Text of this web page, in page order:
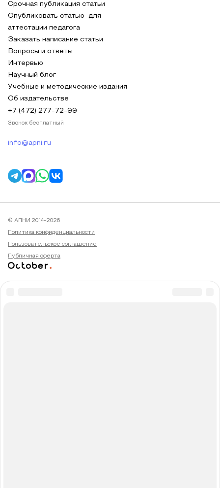
Срочная публикация статьи
Опубликовать статью для
аттестации педагога
Заказать написание статьи
Вопросы и ответы
Интервью
Научный блог
Учебные и методические издания
Об издательстве
+7 (472) 277-72-99
Звонок бесплатный
info@apni.ru
© АПНИ 2014-2026
Политика конфиденциальности
Пользовательское соглашение
Публичная оферта